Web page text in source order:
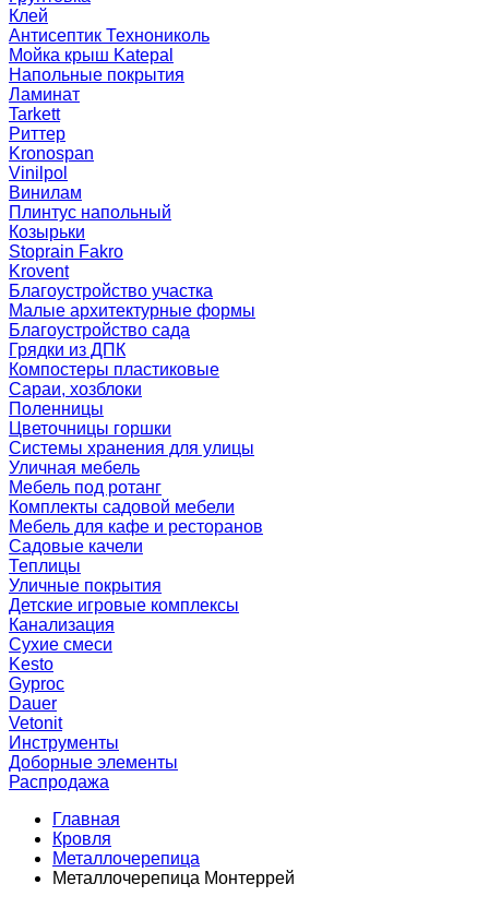
Клей
Антисептик Технониколь
Мойка крыш Katepal
Напольные покрытия
Ламинат
Tarkett
Риттер
Kronospan
Vinilpol
Винилам
Плинтус напольный
Козырьки
Stoprain Fakro
Krovent
Благоустройство участка
Малые архитектурные формы
Благоустройство сада
Грядки из ДПК
Компостеры пластиковые
Сараи, хозблоки
Поленницы
Цветочницы горшки
Системы хранения для улицы
Уличная мебель
Мебель под ротанг
Комплекты садовой мебели
Мебель для кафе и ресторанов
Садовые качели
Теплицы
Уличные покрытия
Детские игровые комплексы
Канализация
Сухие смеси
Kesto
Gyproc
Dauer
Vetonit
Инструменты
Доборные элементы
Распродажа
Главная
Кровля
Металлочерепица
Металлочерепица Монтеррей